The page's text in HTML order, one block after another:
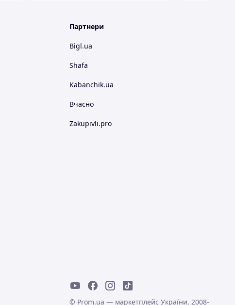
Партнери
Bigl.ua
Shafa
Kabanchik.ua
Вчасно
Zakupivli.pro
© Prom.ua — маркетплейс України, 2008-